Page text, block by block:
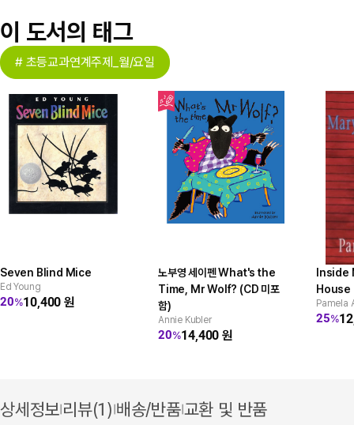
이 도서의 태그
# 초등교과연계주제_월/요일
Seven Blind Mice
Ed Young
20%10,400원
노부영 세이펜 What's the
Time, Mr Wolf? (CD 미포
함)
Annie Kubler
20%14,400원
Inside
House
Pamela
25%
상세정보|리뷰(1)|배송/반품|교환 및 반품